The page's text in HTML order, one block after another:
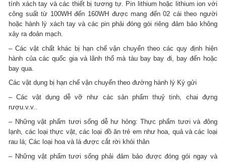
tính xách tay và các thiết bị tương tự. Pin lithium hoặc lithium ion với
công suất từ 100WH đến 160WH được mang đến 02 cái theo người
hoặc hành lý xách tay và các pin phải đóng gói riêng đảm bảo không
xảy ra đoản mạch.
– Các vật chất khác bị hạn chế vận chuyển theo các quy định hiện
hành của các quốc gia và lãnh thổ mà tàu bay bay đi, bay đến hoặc
bay qua.
Các vật dụng bị hạn chế vận chuyển theo đường hành lý Ký gửi
– Các vật dụng dễ vỡ như các sản phẩm thuỷ tinh, chai đựng
rượu.v.v..
– Những vật phẩm tươi sống dễ hư hỏng: Thực phẩm tươi và đông
lạnh, các loại thực vật, các loại đồ ăn trẻ em như hoa, quả và các loại
rau lá; Các loại hoa và lá được cắt rời khỏi thân
– Những vật phẩm tươi sống phải đảm bảo được đóng gói ngay và